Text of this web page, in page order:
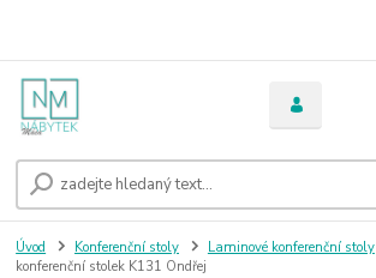
Úvod Konferenční stoly Laminové konferenční stoly
konferenční stolek K131 Ondřej